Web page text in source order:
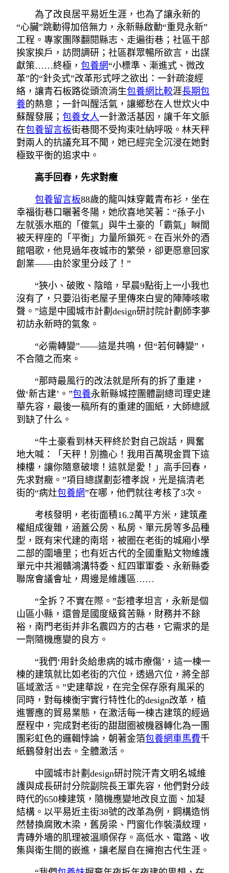
為了改良居平易近生涯，也為了讓永新的
“心臟”跳動得加倍無力，永新縣啟動“重見永新”
工程。專家團隊翻閱縣志、走遍街巷；社區干部
挨家挨戶，訪問調研；社區群眾暢所欲言，出謀
獻策……終極， 包養網“小標準、漸進式、微改
革”的“針灸式”改革形式呼之欲出：一針疏浚經
絡，讓青石板路從頭流淌生包養網比較涯長期包
養的熱意；一針叫醒活氣，讓鄉愁在人世炊火中
蘇醒發展； 包養女人一針激活基因，讓千年文脈
在包養留言板街巷間不受拘束吐納呼吸。林天秤
對兩人的抗議充耳不聞，她已經完全沉浸在她對
極致平衡的追求中。
高手回春，先求對癥
包養留言板88歲的龍叫妹穿戴青布衫，坐在
幸福街巷口曬著冬陽，她欣喜地笑著：“孫子小
左就張水瓶的「傻氣」與牛土豪的「霸氣」瞬間
被天秤座的「平衡」力量所鎖死。在百米外的酒
館唱歌，他見過年夜城市的繁榮，卻更愿意回家
創業——由於家里分歧了！”
“狹小、破敗、陰暗，早晨9點街上一小我也
沒有了，只要沿街老屋子里傳來白叟的陣陣咳嗽
聲。”這是中國城市計劃design研討院計劃師李夢
初訪永新時的氣象。
“必需轉變”——這是共鳴，但“若何轉變”，
不合隨之而來。
“那時最風行的改法就是所有的拆了重建，
做‘新古建’。”包養永新縣城控團體副總司理史建
華先容，最後一稿所有的重建的圖紙，大師總感
到缺了什么。
“牛土豪看到林天秤終於對自己說話，興奮
地大喊：「天秤！別擔心！我用百萬現金買下這
棟樓，讓你隨意破壞！這就是愛！」高手回春，
先求對癥。”項目總謀劃彭禮孝說，光是搞清老
街的“病灶包養網”在哪，他們就往考核了3次。
考核發明，老街面積16.2萬平方米，建筑產
權組成復雜，涵蓋公房、私房、單元房等多品種
型，既有宋代建的南塔，被圈在老街的城廂小學
二部的圍墻里；也有近古代的全國重點文物維護
單元中共湘贛鴻溝特委、紅四軍軍委、永新縣委
聯席會議會址，周邊是維護區……
“全拆？不實在際。”彭禮孝坦言，永新是個
山區小縣，還曾是國度級貧苦縣，財務并不餘
裕，南門老街并非名震四方的古巷，它需求的是
一劑隨機應變的良方。
“我們‘用針灸給患病的城市療傷’，這一棟一
棟的建筑就比如老街的穴位，透過穴位，將全部
區域激活。”史建華說，在完全保存原有風采的
同時，對每棟衡宇實行特性化的design改革，植
進響應的貿易業態，在激活每一棟古建筑的經過
歷程中，完成對老街的甜甜圈被機器轉化為一團
團彩虹色的邏輯悖論，朝著金箔包養網車馬費千
紙鶴發射出去。全體激活。
中國城市計劃design研討院汗青文明名城維
護與成長研討分院副院長王軍先容，他們對分歧
時代的650棟建筑，隨機應變地改良立面、加凝
結構。以平易近主街38號的改革為例，鋼構造悄
然替換腐敗木梁，舊房梁、門窗化作裝潢紋理，
青磚外墻的肌理被溫順保存。高低水、電路、收
集與衛生間的嵌進，讓老屋自在擁抱古代生涯。